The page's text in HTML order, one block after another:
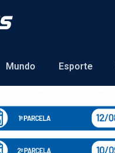
Mundo Esporte